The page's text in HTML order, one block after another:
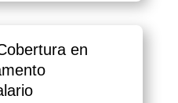
en